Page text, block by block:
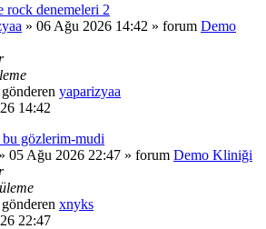
rock denemeleri 2
» 06 Ağu 2026 14:42 » forum Demo
gönderen yaparizyaa
14:42
gözlerim-mudi
» 05 Ağu 2026 22:47 » forum Demo Kliniği
gönderen xnyks
22:47